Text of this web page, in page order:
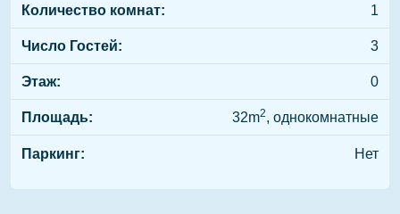
Количество комнат: 1
Число Гостей: 3
Этаж: 0
Площадь: 32m2, однокомнатные
Паркинг: Нет